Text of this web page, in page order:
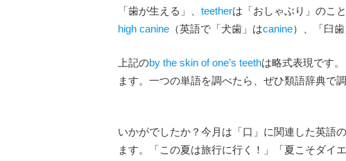
「歯が生える」、 teetherは「おしゃぶり」のこ
high canine（英語で「犬歯」はcanine）、「臼
上記のby the skin of one’s teethは略式表現です
ます。一つの単語を調べたら、ぜひ類語辞典で
いかがでしたか？今月は「口」に関連した英語
ます。「この夏は旅行に行く！」「夏こそダイ